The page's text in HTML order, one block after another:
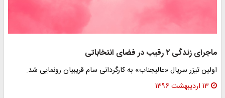
ماجرای زندگی ۲ رقیب در فضای انتخاباتی
اولین تیزر سریال «عالیجناب» به کارگردانی سام قریبیان رونمایی شد.
۱۳ اردیبهشت ۱۳۹۶